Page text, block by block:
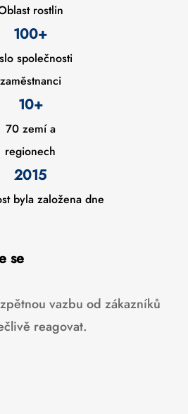
rostlin
100+
společnosti
zaměstnanci
10+
70 zemí a
regionech
2015
byla založena dne
se
vazbu od zákazníků
reagovat.